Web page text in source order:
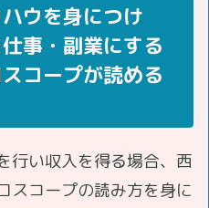
ウを身につけ
事・副業にする
コープが読める
行い収入を得る場合、西
スコープの読み方を身に